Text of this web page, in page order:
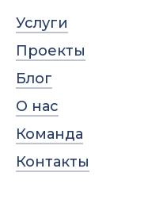
Услуги
Проекты
Блог
О нас
Команда
Контакты